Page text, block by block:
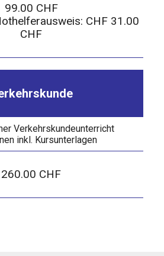
99.00 CHF
CHF 31.00
CHF
Verkehrskundeunterricht
inkl. Kursunterlagen
260.00 CHF